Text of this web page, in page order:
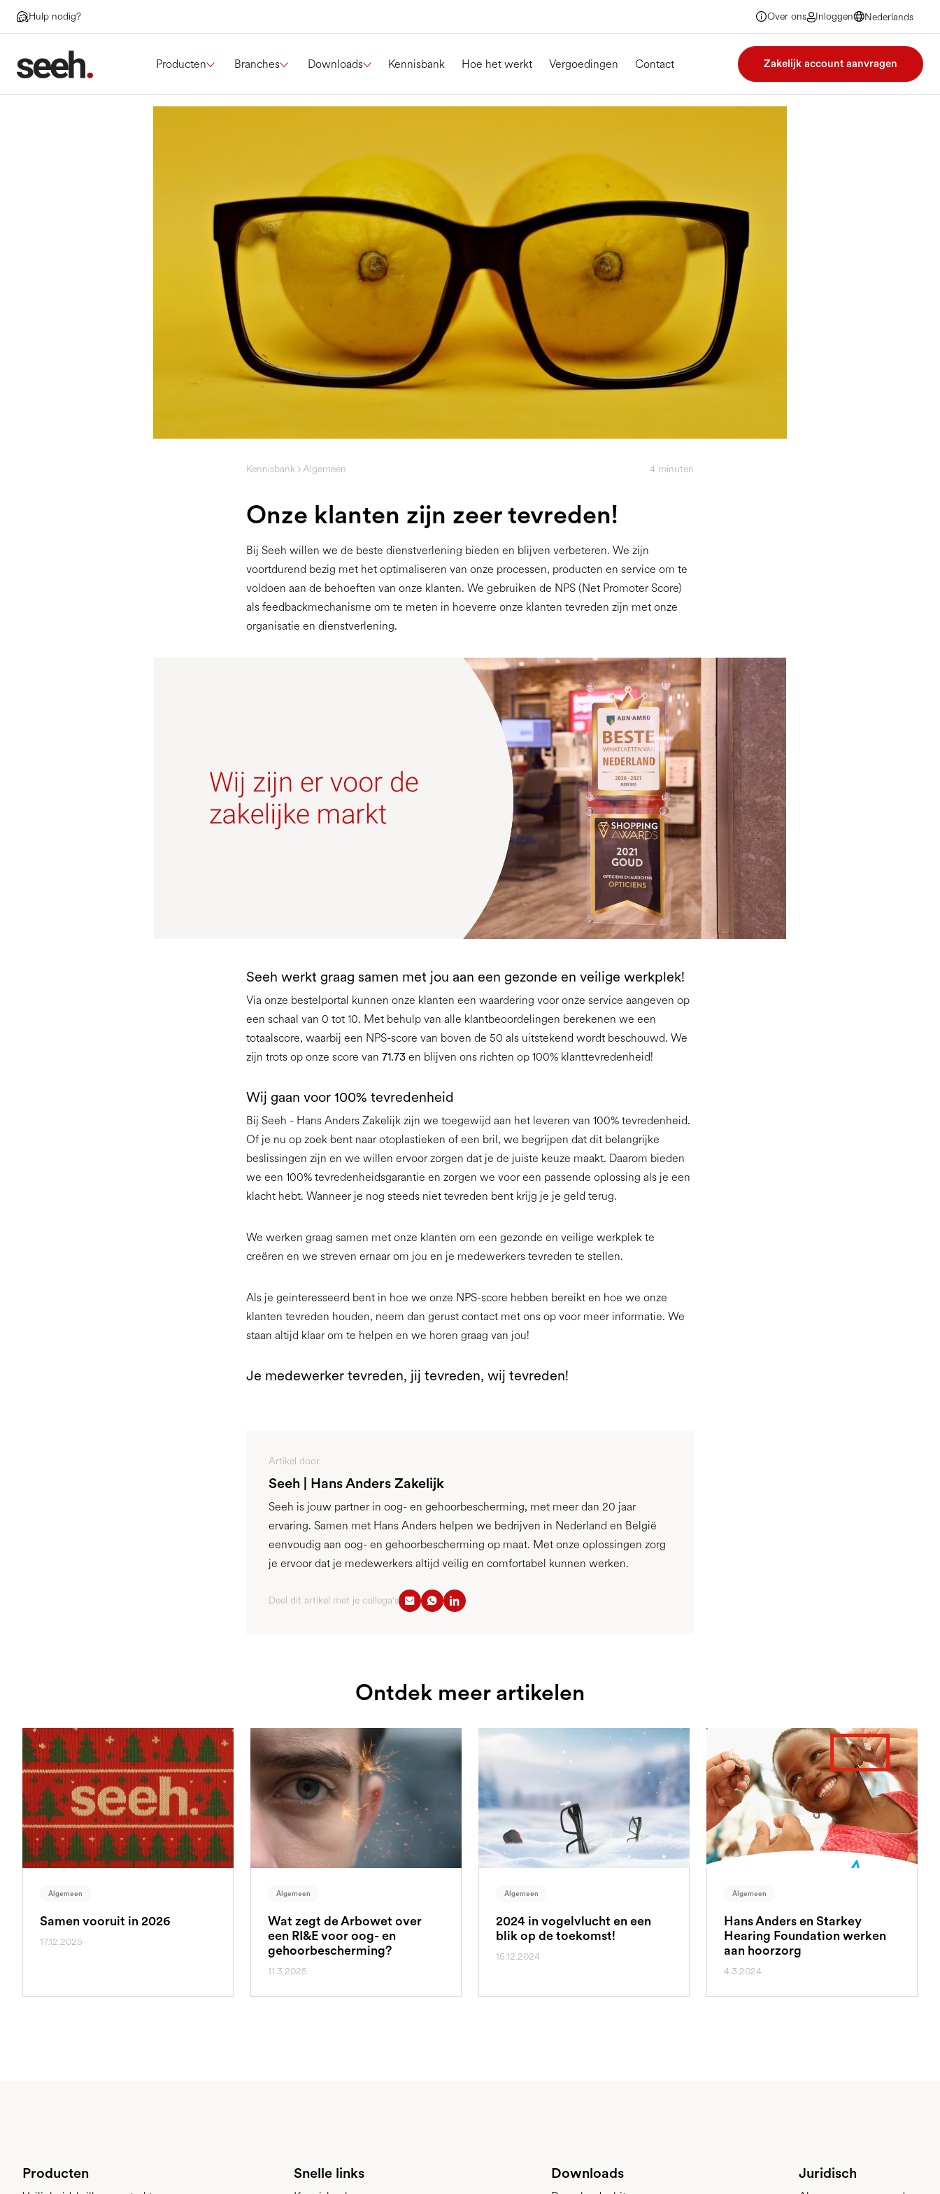
Hulp nodig? Over ons Inloggen
Nederlands
Nederlands
Nederlands
Producten Branches Downloads Kennisbank Hoe het werkt Vergoedingen Contact Zakelijk account aanvragen
Kennisbank Algemeen 4 minuten
Onze klanten zijn zeer tevreden!
Bij Seeh willen we de beste dienstverlening bieden en blijven verbeteren. We zijn
voortdurend bezig met het optimaliseren van onze processen, producten en service om te
voldoen aan de behoeften van onze klanten. We gebruiken de NPS (Net Promoter Score)
als feedbackmechanisme om te meten in hoeverre onze klanten tevreden zijn met onze
organisatie en dienstverlening.
Seeh werkt graag samen met jou aan een gezonde en veilige werkplek!
Via onze bestelportal kunnen onze klanten een waardering voor onze service aangeven op
een schaal van 0 tot 10. Met behulp van alle klantbeoordelingen berekenen we een
totaalscore, waarbij een NPS-score van boven de 50 als uitstekend wordt beschouwd. We
zijn trots op onze score van 71.73 en blijven ons richten op 100% klanttevredenheid!
Wij gaan voor 100% tevredenheid
Bij Seeh - Hans Anders Zakelijk zijn we toegewijd aan het leveren van 100% tevredenheid.
Of je nu op zoek bent naar otoplastieken of een bril, we begrijpen dat dit belangrijke
beslissingen zijn en we willen ervoor zorgen dat je de juiste keuze maakt. Daarom bieden
we een 100% tevredenheidsgarantie en zorgen we voor een passende oplossing als je een
klacht hebt. Wanneer je nog steeds niet tevreden bent krijg je je geld terug.
We werken graag samen met onze klanten om een gezonde en veilige werkplek te
creëren en we streven ernaar om jou en je medewerkers tevreden te stellen.
Als je geïnteresseerd bent in hoe we onze NPS-score hebben bereikt en hoe we onze
klanten tevreden houden, neem dan gerust contact met ons op voor meer informatie. We
staan altijd klaar om te helpen en we horen graag van jou!
Je medewerker tevreden, jij tevreden, wij tevreden!
Artikel door
Seeh | Hans Anders Zakelijk
Seeh is jouw partner in oog- en gehoorbescherming, met meer dan 20 jaar
ervaring. Samen met Hans Anders helpen we bedrijven in Nederland en België
eenvoudig aan oog- en gehoorbescherming op maat. Met onze oplossingen zorg
je ervoor dat je medewerkers altijd veilig en comfortabel kunnen werken.
Deel dit artikel met je collega's
Ontdek meer artikelen
Algemeen
Samen vooruit in 2026
17.12.2025
Algemeen
Wat zegt de Arbowet over
een RI&E voor oog- en
gehoorbescherming?
11.3.2025
Algemeen
2024 in vogelvlucht en een
blik op de toekomst!
15.12.2024
Algemeen
Hans Anders en Starkey
Hearing Foundation werken
aan hoorzorg
4.3.2024
Producten Snelle links Downloads Juridisch